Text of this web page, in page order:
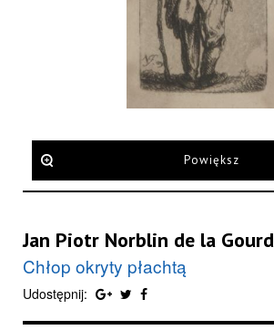
Powiększ
Jan Piotr Norblin de la
Chłop okryty płachtą
Udostępnij: